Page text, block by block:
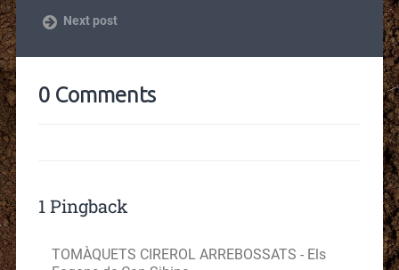
Next post
0 Comments
1 Pingback
TOMÀQUETS CIREROL ARREBOSSATS - Els